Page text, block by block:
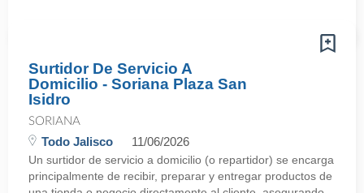
Surtidor De Servicio A
Domicilio - Soriana Plaza San
Isidro
SORIANA
Todo Jalisco 11/06/2026
Un surtidor de servicio a domicilio (o repartidor) se encarga
principalmente de recibir, preparar y entregar productos de